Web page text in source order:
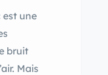
est une
bruit
Mais